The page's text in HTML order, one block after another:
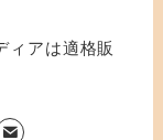
ィアは適格販